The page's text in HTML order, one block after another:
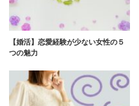
【婚活】恋愛経験が少ない女性の５
つの魅力